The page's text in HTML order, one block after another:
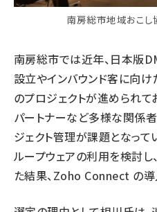
南房総市地域おこ
南房総市では近年、日本版
設立やインバウンド客に向
のプロジェクトが進められて
パートナーなど多様な関係
ジェクト管理が課題となって
ループウェアの利用を検討し
た結果、Zoho Connect の導